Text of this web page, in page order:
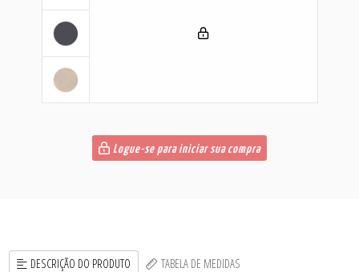
Logue-se para iniciar sua compra
DESCRIÇÃO DO PRODUTO TABELA DE MEDIDAS